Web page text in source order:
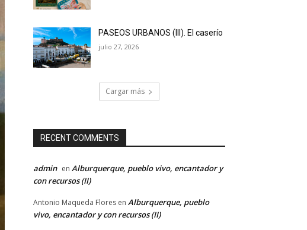
PASEOS URBANOS (III). El caserío
julio 27, 2026
Cargar más
RECENT COMMENTS
admin en Alburquerque, pueblo vivo, encantador y
con recursos (II)
Antonio Maqueda Flores en Alburquerque, pueblo
vivo, encantador y con recursos (II)